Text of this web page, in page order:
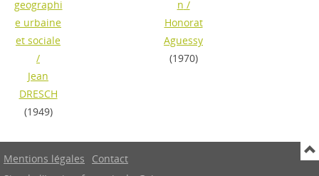
geographi
e urbaine
et sociale
/
Jean
DRESCH
(1949)
n /
Honorat
Aguessy
(1970)
Mentions légales
Contact